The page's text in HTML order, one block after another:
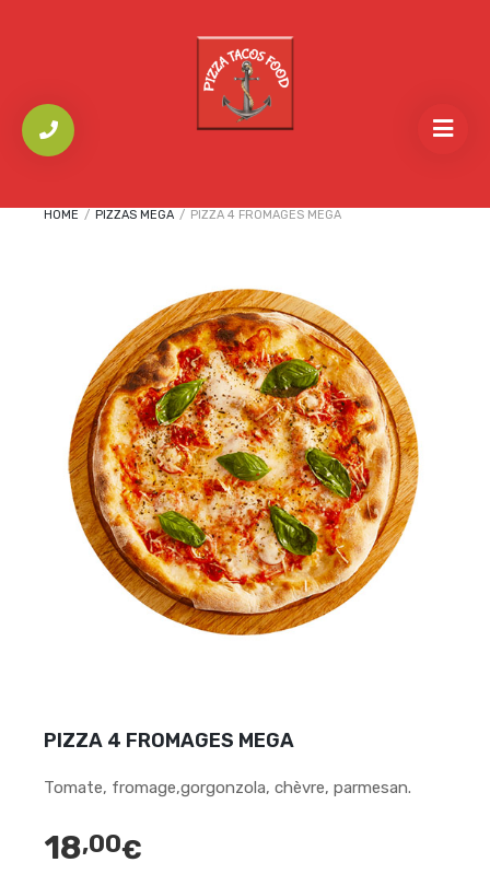
HOME / PIZZAS MEGA / PIZZA 4 FROMAGES MEGA
PIZZA 4 FROMAGES MEGA
Tomate, fromage,gorgonzola, chèvre, parmesan.
18,00€